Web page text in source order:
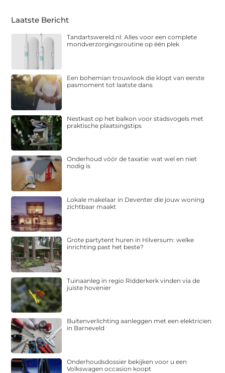
Laatste Bericht
Tandartswereld.nl: Alles voor een complete
mondverzorgingsroutine op één plek
Een bohemian trouwlook die klopt van eerste
pasmoment tot laatste dans
Nestkast op het balkon voor stadsvogels met
praktische plaatsingstips
Onderhoud vóór de taxatie: wat wel en niet
nodig is
Lokale makelaar in Deventer die jouw woning
zichtbaar maakt
Grote partytent huren in Hilversum: welke
inrichting past het beste?
Tuinaanleg in regio Ridderkerk vinden via de
juiste hovenier
Buitenverlichting aanleggen met een elektricien
in Barneveld
Onderhoudsdossier bekijken voor u een
Volkswagen occasion koopt